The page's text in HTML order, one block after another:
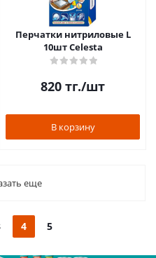
Перчатки нитриловые L
10шт Celesta
820 тг./шт
В корзину
еще
4 5